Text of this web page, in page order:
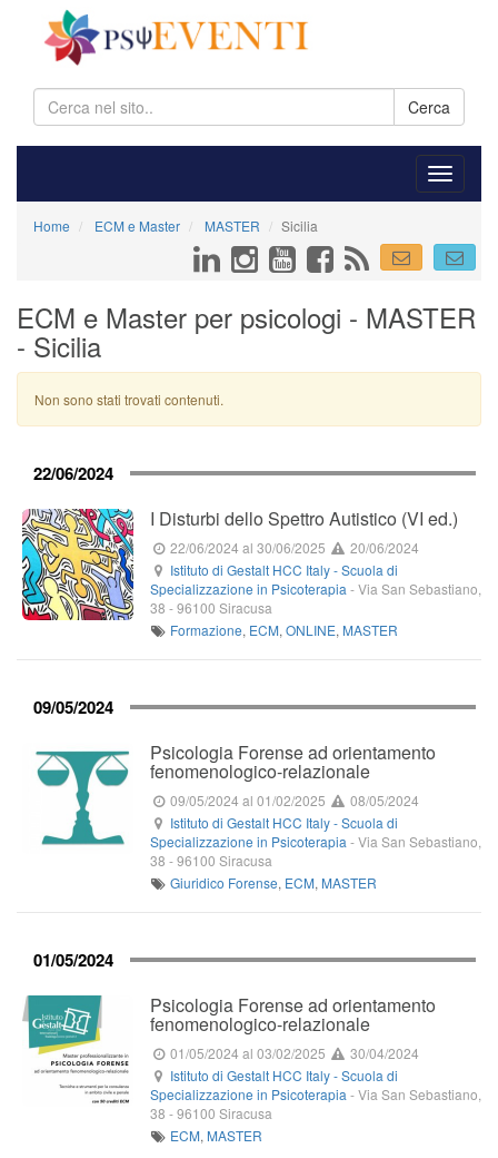
Cerca
Home ECM e Master MASTER Sicilia
ECM e Master per psicologi - MASTER
- Sicilia
Non sono stati trovati contenuti.
22/06/2024
I Disturbi dello Spettro Autistico (VI ed.)
22/06/2024 al 30/06/2025
20/06/2024
Istituto di Gestalt HCC Italy - Scuola di
Specializzazione in Psicoterapia -Via San Sebastiano,
38 -96100 Siracusa
Formazione, ECM,ONLINE, MASTER
09/05/2024
Psicologia Forense ad orientamento
fenomenologico-relazionale
09/05/2024 al 01/02/2025
08/05/2024
Istituto di Gestalt HCC Italy - Scuola di
Specializzazione in Psicoterapia -Via San Sebastiano,
38 -96100 Siracusa
Giuridico Forense, ECM, MASTER
01/05/2024
Psicologia Forense ad orientamento
fenomenologico-relazionale
01/05/2024 al 03/02/2025
30/04/2024
Istituto di Gestalt HCC Italy - Scuola di
Specializzazione in Psicoterapia -Via San Sebastiano,
38 -96100 Siracusa
ECM, MASTER